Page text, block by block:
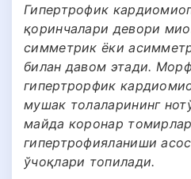
Гипертрофик
қоринчалари девори
симметрик ёки
билан давом этади.
гипертрорфик
мушак толаларининг
майда коронар
гипертрофияланиши
ўчоқлари топилади.